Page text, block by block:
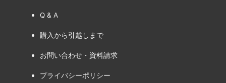
Q & A
購入から引越しまで
お問い合わせ・資料請求
プライバシーポリシー